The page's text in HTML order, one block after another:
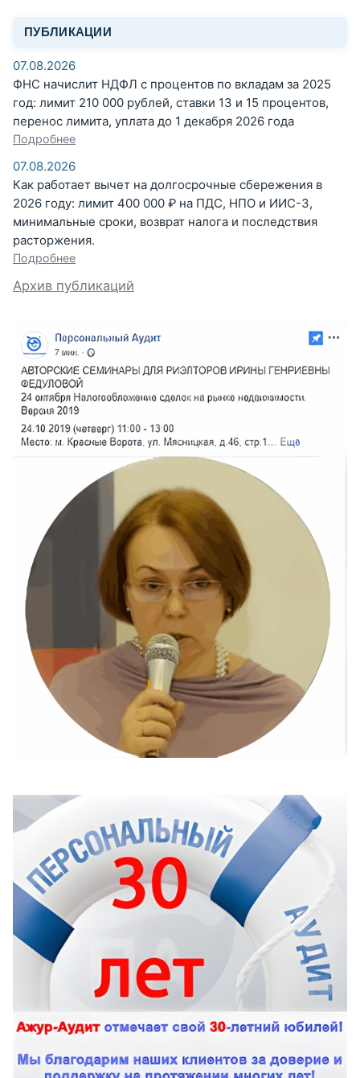
ПУБЛИКАЦИИ
07.08.2026
ФНС начислит НДФЛ с процентов по вкладам за 2025
год: лимит 210 000 рублей, ставки 13 и 15 процентов,
перенос лимита, уплата до 1 декабря 2026 года
Подробнее
07.08.2026
Как работает вычет на долгосрочные сбережения в
2026 году: лимит 400 000 ₽ на ПДС, НПО и ИИС-3,
минимальные сроки, возврат налога и последствия
расторжения.
Подробнее
Архив публикаций